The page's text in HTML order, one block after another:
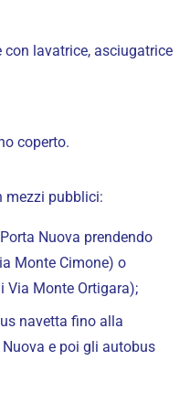
lavatrice, asciugatrice
coperto.
mezzi pubblici:
Nuova prendendo
Monte Cimone) o
Via Monte Ortigara);
navetta fino alla
e poi gli autobus